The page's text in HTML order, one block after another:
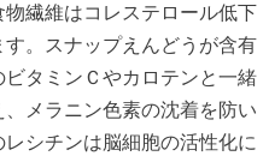
繊維はコレステロール低下
。スナップえんどうが含有
タミンＣやカロテンと一緒
メラニン色素の沈着を防い
シチンは脳細胞の活性化に